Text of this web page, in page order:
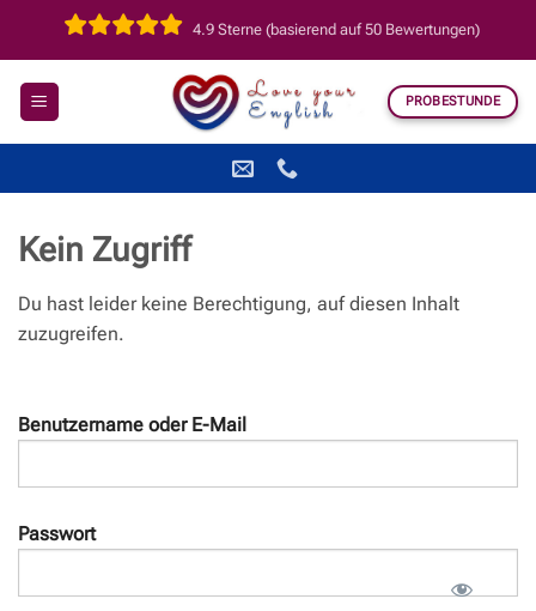
4.9 Sterne (basierend auf 50 Bewertungen)
PROBESTUNDE
Kein Zugriff
Du hast leider keine Berechtigung, auf diesen Inhalt
zuzugreifen.
Benutzername oder E-Mail
Passwort